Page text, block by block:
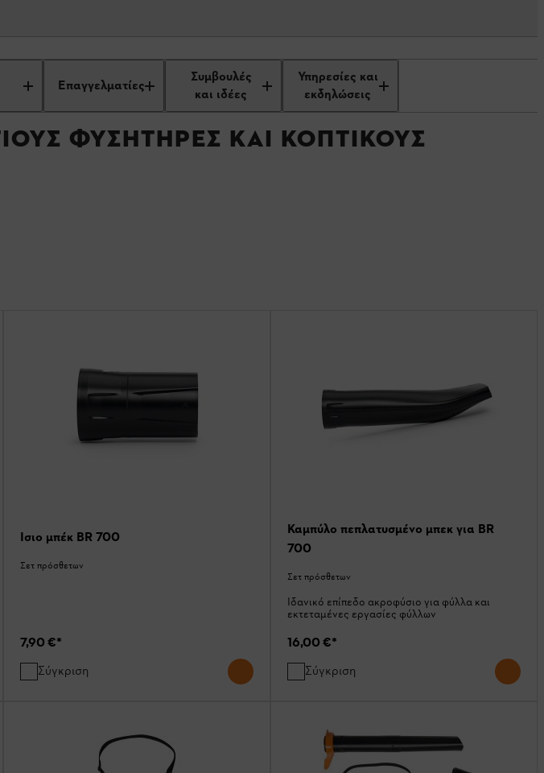
Επαγγελματίες
Συμβουλές
και ιδέες
Υπηρεσίες και
εκδηλώσεις
φυσητήρες και κοπτικούς αναρροφητήρες
ΦΥΣΗΤΉΡΕΣ ΚΑΙ ΚΟΠΤΙΚΟΎΣ
Ίσιο μπέκ BR 700
Σετ πρόσθετων
7,90 €*
Σύγκριση
Καμπύλο πεπλατυσμένο μπεκ για BR
700
Σετ πρόσθετων
Ιδανικό επίπεδο ακροφύσιο για φύλλα και
εκτεταμένες εργασίες φύλλων
16,00 €*
Σύγκριση